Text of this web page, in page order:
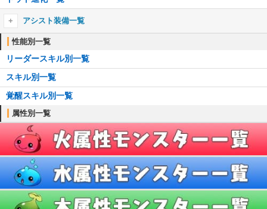
アシスト装備一覧
アシスト装備一覧
┗アシスト進化のやり方
耳飾り一覧
首飾り一覧
ブローチ一覧
ブレスレット一覧
ティアラ一覧
櫛一覧
懐中時計一覧
性能別一覧
リーダースキル別一覧
スキル別一覧
覚醒スキル別一覧
属性別一覧